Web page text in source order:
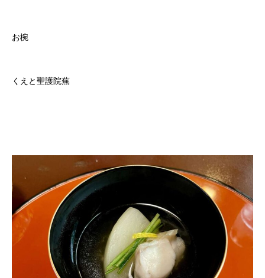
お椀
くえと聖護院蕪